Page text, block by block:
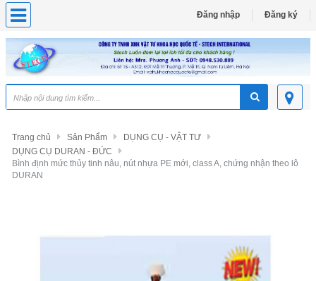
Đăng nhập Đăng ký
Trang chủ Sản Phẩm
DỤNG CỤ - VẬT TƯ
DỤNG CỤ DURAN - ĐỨC
Bình định mức thủy tinh nâu, nút nhựa PE mới, class A, chứng nhận theo lô
DURAN